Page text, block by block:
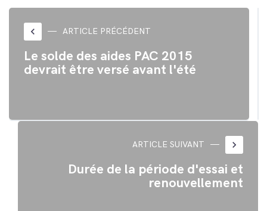
Twitter(ouvre
une
nouvelle
fenêtre)
Facebook(ouvre
nouvelle
fenêtre)
keyboard_arrow_left ARTICLE PRÉCÉDENT
Le solde des aides PAC 2015
devrait être versé avant l'été
ARTICLE SUIVANT keyboard_arrow_right
Durée de la période d'essai et
renouvellement